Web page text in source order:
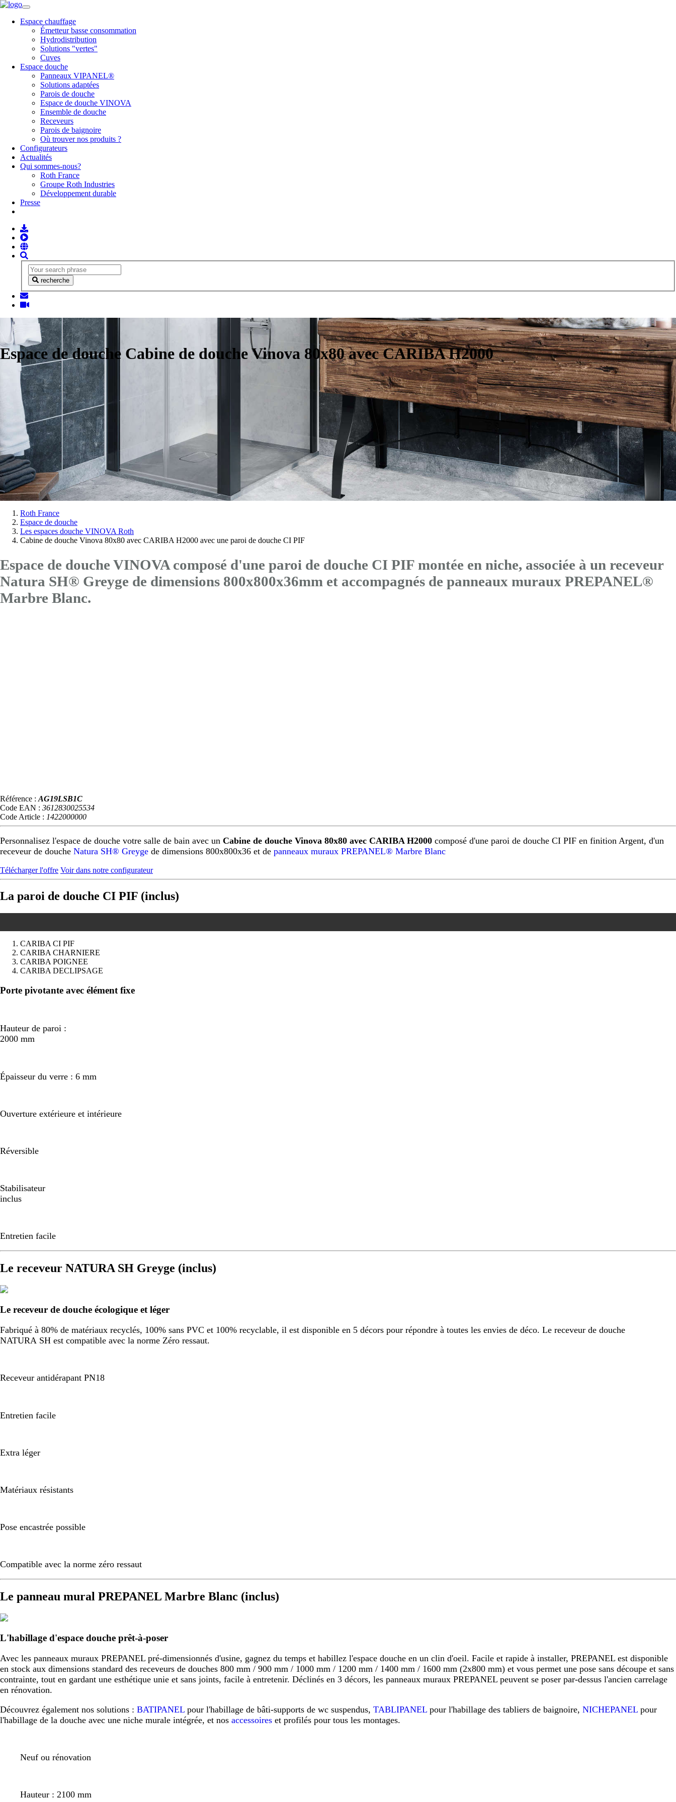
Espace chauffage
Émetteur basse consommation
Hydrodistribution
Solutions "vertes"
Cuves
Espace douche
Panneaux VIPANEL®
Solutions adaptées
Parois de douche
Espace de douche VINOVA
Ensemble de douche
Receveurs
Parois de baignoire
Où trouver nos produits ?
Configurateurs
Actualités
Qui sommes-nous?
Roth France
Groupe Roth Industries
Développement durable
Presse
recherche
Espace de douche Cabine de douche Vinova 80x80 avec CARIBA H2000
Vous
êtes
Roth France
Espace de douche
Les espaces douche VINOVA Roth
Cabine de douche Vinova 80x80 avec CARIBA H2000 avec une paroi de douche CI PIF
Espace de douche VINOVA composé d'une paroi de douche CI PIF montée en niche, associée à un receveur
Natura SH® Greyge de dimensions 800x800x36mm et accompagnés de panneaux muraux PREPANEL®
Marbre Blanc.
Référence : AG19LSB1C
Code EAN : 3612830025534
Code Article : 1422000000
Personnalisez l'espace de douche votre salle de bain avec un Cabine de douche Vinova 80x80 avec CARIBA H2000 composé d'une paroi de douche CI PIF en finition Argent, d'un
receveur de douche Natura SH® Greyge de dimensions 800x800x36 et de panneaux muraux PREPANEL® Marbre Blanc
Télécharger l'offre Voir dans notre configurateur
La paroi de douche CI PIF (inclus)
CARIBA CI PIF
CARIBA CHARNIERE
CARIBA POIGNEE
CARIBA DECLIPSAGE
Précédent
Suivant
Porte pivotante avec élément fixe
Hauteur de paroi :
2000 mm
Épaisseur du verre : 6 mm
Ouverture extérieure et intérieure
Réversible
Stabilisateur
inclus
Entretien facile
Le receveur NATURA SH Greyge (inclus)
Le receveur de douche écologique et léger
Fabriqué à 80% de matériaux recyclés, 100% sans PVC et 100% recyclable, il est disponible en 5 décors pour répondre à toutes les envies de déco. Le receveur de douche
NATURA SH est compatible avec la norme Zéro ressaut.
Receveur antidérapant PN18
Entretien facile
Extra léger
Matériaux résistants
Pose encastrée possible
Compatible avec la norme zéro ressaut
Le panneau mural PREPANEL Marbre Blanc (inclus)
L'habillage d'espace douche prêt-à-poser
Avec les panneaux muraux PREPANEL pré-dimensionnés d'usine, gagnez du temps et habillez l'espace douche en un clin d'oeil. Facile et rapide à installer, PREPANEL est disponible
en stock aux dimensions standard des receveurs de douches 800 mm / 900 mm / 1000 mm / 1200 mm / 1400 mm / 1600 mm (2x800 mm) et vous permet une pose sans découpe et sans
contrainte, tout en gardant une esthétique unie et sans joints, facile à entretenir. Déclinés en 3 décors, les panneaux muraux PREPANEL peuvent se poser par-dessus l'ancien carrelage
en rénovation.
Découvrez également nos solutions : BATIPANEL pour l'habillage de bâti-supports de wc suspendus, TABLIPANEL pour l'habillage des tabliers de baignoire, NICHEPANEL pour
l'habillage de la douche avec une niche murale intégrée, et nos accessoires et profilés pour tous les montages.
Neuf ou rénovation
Hauteur : 2100 mm